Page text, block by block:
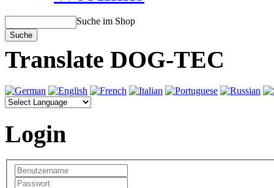
Suche im Shop
Translate DOG-TEC
Login